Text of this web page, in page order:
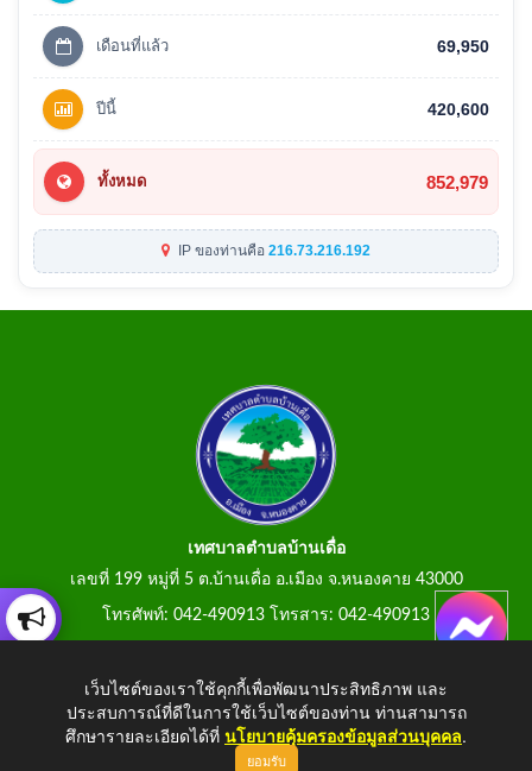
เดือนที่แล้ว 69,950
ปีนี้ 420,600
ทั้งหมด 852,979
IP ของท่านคือ 216.73.216.192
เทศบาลตำบลบ้านเดื่อ
เลขที่ 199 หมู่ที่ 5 ต.บ้านเดื่อ อ.เมือง จ.หนองคาย 43000
โทรศัพท์: 042-490913 โทรสาร: 042-490913
Copyright © 2026 All Right Resive
เว็บไซต์ของเราใช้คุกกี้เพื่อพัฒนาประสิทธิภาพ และ
ประสบการณ์ที่ดีในการใช้เว็บไซต์ของท่าน ท่านสามารถ
ศึกษารายละเอียดได้ที่ นโยบายคุ้มครองข้อมูลส่วนบุคคล.
ยอมรับ